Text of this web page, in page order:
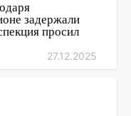
задержали
просил
27.12.2025